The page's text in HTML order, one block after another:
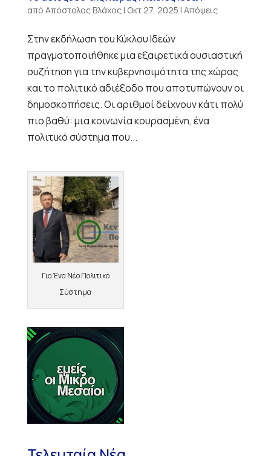
από Απόστολος Βλάχος| Οκτ 27, 2025 | Απόψεις
Στην εκδήλωση του Κύκλου Ιδεών
πραγματοποιήθηκε μια εξαιρετικά ουσιαστική
συζήτηση για την κυβερνησιμότητα της χώρας
και το πολιτικό αδιέξοδο που αποτυπώνουν οι
δημοσκοπήσεις. Οι αριθμοί δείχνουν κάτι πολύ
πιο βαθύ: μια κοινωνία κουρασμένη, ένα
πολιτικό σύστημα που...
Για Ένα Νέο Πολιτικό
Σύστημα